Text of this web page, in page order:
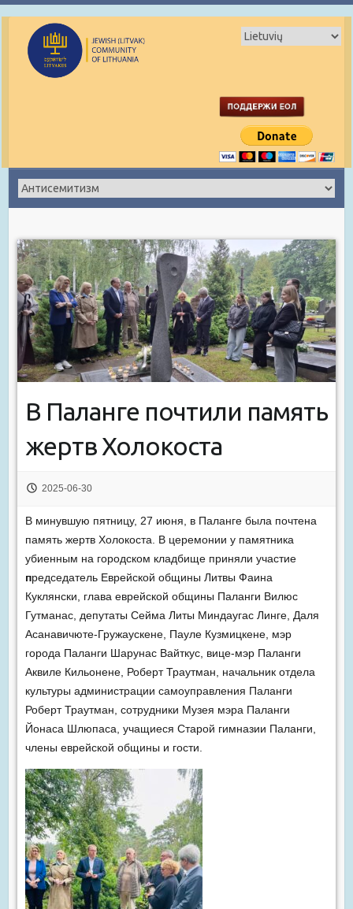
В Паланге почтили память
жертв Холокоста
2025-06-30
В минувшую пятницу, 27 июня, в Паланге была почтена
память жертв Холокоста. В церемонии у памятника
убиенным на городском кладбище приняли участие
председатель Еврейской общины Литвы Фаина
Куклянски, глава еврейской общины Паланги Вилюс
Гутманас, депутаты Сейма Литы Миндаугас Линге, Даля
Асанавичюте-Гружаускене, Пауле Кузмицкене, мэр
города Паланги Шарунас Вайткус, вице-мэр Паланги
Аквиле Кильонене, Роберт Траутман, начальник отдела
культуры администрации самоуправления Паланги
Роберт Траутман, сотрудники Музея мэра Паланги
Йонаса Шлюпаса, учащиеся Старой гимназии Паланги,
члены еврейской общины и гости.